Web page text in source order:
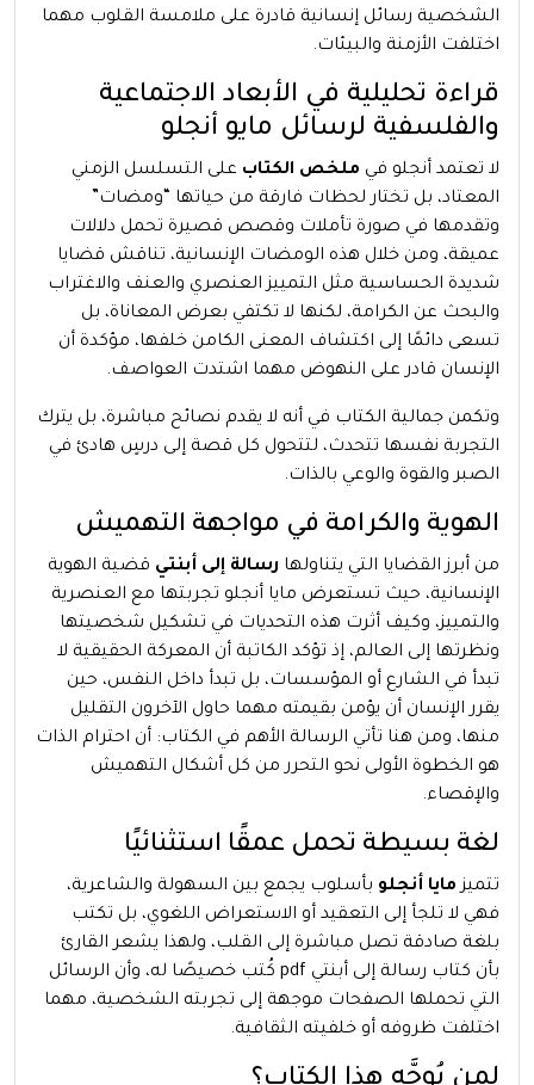
الشخصية رسائل إنسانية قادرة على ملامسة القلوب مهما
اختلفت الأزمنة والبيئات.
قراءة تحليلية في الأبعاد الاجتماعية
والفلسفية لرسائل مايو أنجلو
لا تعتمد أنجلو في ملخص الكتاب على التسلسل الزمني
المعتاد، بل تختار لحظات فارقة من حياتها “ومضات”
وتقدمها في صورة تأملات وقصص قصيرة تحمل دلالات
عميقة، ومن خلال هذه الومضات الإنسانية، تناقش قضايا
شديدة الحساسية مثل التمييز العنصري والعنف والاغتراب
والبحث عن الكرامة، لكنها لا تكتفي بعرض المعاناة، بل
تسعى دائمًا إلى اكتشاف المعنى الكامن خلفها، مؤكدة أن
الإنسان قادر على النهوض مهما اشتدت العواصف.
وتكمن جمالية الكتاب في أنه لا يقدم نصائح مباشرة، بل يترك
التجربة نفسها تتحدث، لتتحول كل قصة إلى درسٍ هادئ في
الصبر والقوة والوعي بالذات.
الهوية والكرامة في مواجهة التهميش
من أبرز القضايا التي يتناولها رسالة إلى أبنتي قضية الهوية
الإنسانية، حيث تستعرض مايا أنجلو تجربتها مع العنصرية
والتمييز، وكيف أثرت هذه التحديات في تشكيل شخصيتها
ونظرتها إلى العالم، إذ تؤكد الكاتبة أن المعركة الحقيقية لا
تبدأ في الشارع أو المؤسسات، بل تبدأ داخل النفس، حين
يقرر الإنسان أن يؤمن بقيمته مهما حاول الآخرون التقليل
منها، ومن هنا تأتي الرسالة الأهم في الكتاب: أن احترام الذات
هو الخطوة الأولى نحو التحرر من كل أشكال التهميش
والإقصاء.
لغة بسيطة تحمل عمقًا استثنائيًا
تتميزمايا أنجلو بأسلوب يجمع بين السهولة والشاعرية،
فهي لا تلجأ إلى التعقيد أو الاستعراض اللغوي، بل تكتب
بلغة صادقة تصل مباشرة إلى القلب، ولهذا يشعر القارئ
بأن كتاب رسالة إلى أبنتي pdf كُتب خصيصًا له، وأن الرسائل
التي تحملها الصفحات موجهة إلى تجربته الشخصية، مهما
اختلفت ظروفه أو خلفيته الثقافية.